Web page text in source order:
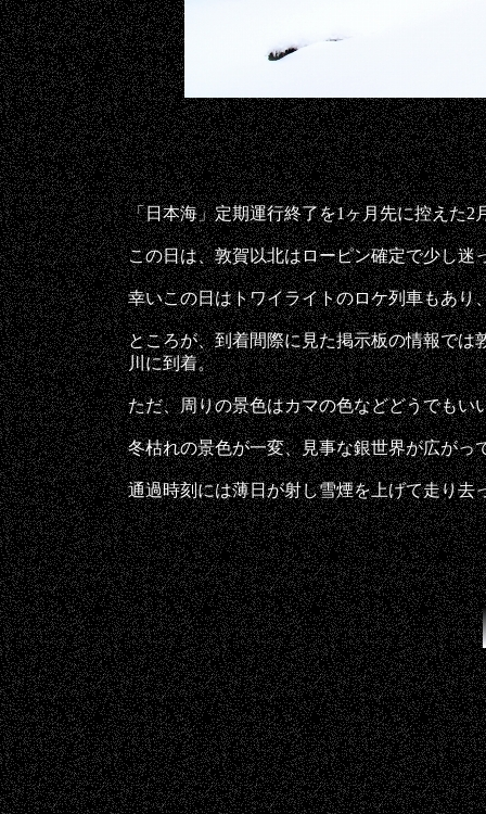
「日本海」定期運行終了を1ヶ月先に控えた
この日は、敦賀以北はローピン確定で少し
幸いこの日はトワイライトのロケ列車もあり
ところが、到着間際に見た掲示板の情報で
川に到着。
ただ、周りの景色はカマの色などどうでもい
冬枯れの景色が一変、見事な銀世界が広がっ
通過時刻には薄日が射し雪煙を上げて走り去